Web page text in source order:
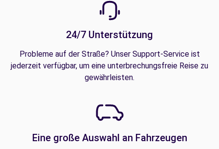
24/7 Unterstützung
Probleme auf der Straße? Unser Support-Service ist
jederzeit verfügbar, um eine unterbrechungsfreie Reise zu
gewährleisten.
Eine große Auswahl an Fahrzeugen